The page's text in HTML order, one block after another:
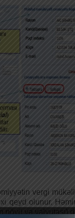
vergi
qeyd olunur.